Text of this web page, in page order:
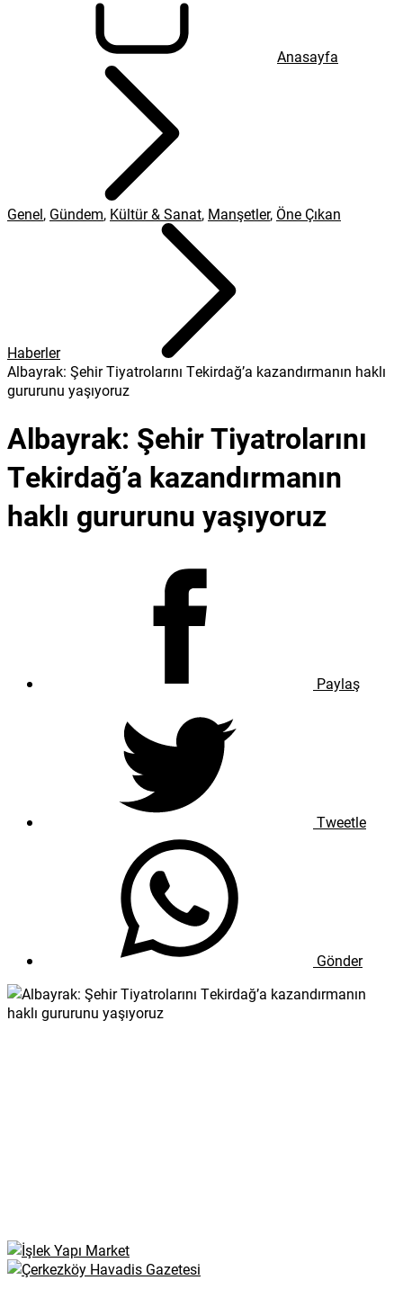
Anasayfa
Genel, Gündem, Kültür & Sanat, Manşetler, Öne Çıkan
Haberler
Albayrak: Şehir Tiyatrolarını Tekirdağ’a kazandırmanın haklı
gururunu yaşıyoruz
Albayrak: Şehir Tiyatrolarını
Tekirdağ’a kazandırmanın
haklı gururunu yaşıyoruz
Paylaş
Tweetle
Gönder